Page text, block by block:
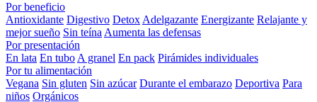
Por beneficio
Antioxidante Digestivo Detox Adelgazante Energizante Relajante y
mejor sueño Sin teína Aumenta las defensas
Por presentación
En lata En tubo A granel En pack Pirámides individuales
Por tu alimentación
Vegana Sin gluten Sin azúcar Durante el embarazo Deportiva Para
niños Orgánicos